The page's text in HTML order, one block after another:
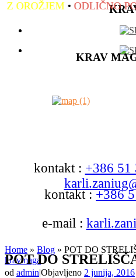
•ODLIČNO POČUTJE
KRAV
kontakt : +386 51
kontakt :+386
e-mail :
Home » Blog » POT DO
kravmaga
POT DO
od admin|Objavljeno 2 junija, 2016